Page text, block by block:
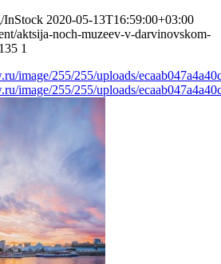
InStock 2020-05-13T16:59:00+03:00
aktsija-noch-muzeev-v-darvinovskom-
135 1
image/255/255/uploads/
image/255/255/uploads/